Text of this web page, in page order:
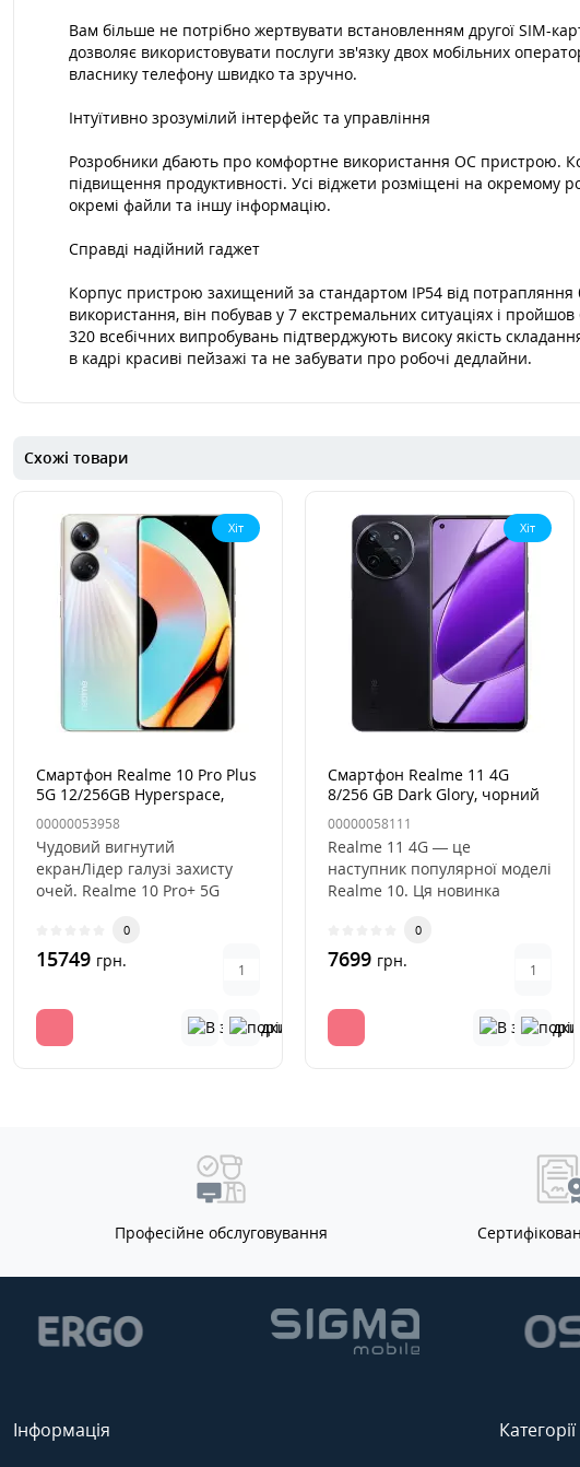
Вам більше не потрібно жертвувати встановленням другої SIM-
дозволяє використовувати послуги зв'язку двох мобільних
власнику телефону швидко та зручно.
Інтуїтивно зрозумілий інтерфейс та управління
Розробники дбають про комфортне використання ОС пристрою.
підвищення продуктивності. Усі віджети розміщені на
окремі файли та іншу інформацію.
Справді надійний гаджет
Корпус пристрою захищений за стандартом IP54 від
використання, він побував у 7 екстремальних ситуаціях і
320 всебічних випробувань підтверджують високу якість
в кадрі красиві пейзажі та не забувати про робочі дедлайни.
Схожі товари
Хіт
Смартфон Realme 10 Pro Plus
5G 12/256GB Hyperspace,
Білий
00000053958
Чудовий вигнутий
екранЛідер галузі захисту
очей. Realme 10 Pro+ 5G
затемнення ..
0
15749 грн.
Хіт
Смартфон Realme 11 4G
8/256 GB Dark Glory, чорний
00000058111
Realme 11 4G — це
наступник популярної моделі
Realme 10. Ця новинка
0
7699 грн.
Професійне обслуговування
Інформація Категорії